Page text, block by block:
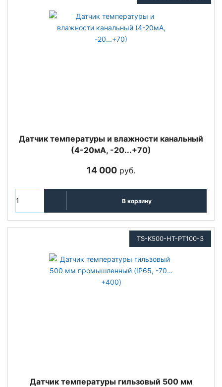
Датчик температуры и влажности канальный
(4-20мА, -20...+70)
14 000 руб.
В корзину
TS-K500-HT-PT100-3
Датчик температуры гильзовый 500 мм